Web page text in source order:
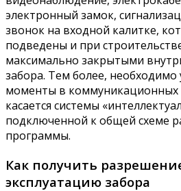
электронный замок,
звонок на входной калитке,
подведены и при
максимально закрытыми
забора. Тем более, необходимо
моменты в коммуникационных
касается системы
подключенной к общей схеме
программы.
Как получить
эксплуатацию забора